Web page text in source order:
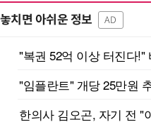
놓치면 아쉬운 정보 AD